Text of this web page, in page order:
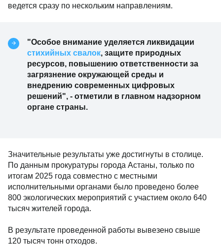
ведется сразу по нескольким направлениям.
"Особое внимание уделяется ликвидации
стихийных свалок, защите природных
ресурсов, повышению ответственности за
загрязнение окружающей среды и
внедрению современных цифровых
решений", - отметили в главном надзорном
органе страны.
Значительные результаты уже достигнуты в столице.
По данным прокуратуры города Астаны, только по
итогам 2025 года совместно с местными
исполнительными органами было проведено более
800 экологических мероприятий с участием около 640
тысяч жителей города.
В результате проведенной работы вывезено свыше
120 тысяч тонн отходов.